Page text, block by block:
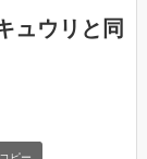
ュウリと同